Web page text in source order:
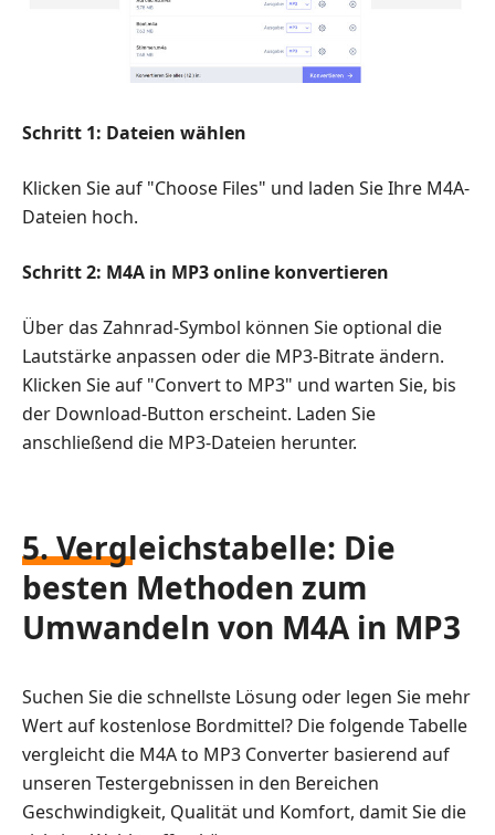
Schritt 1: Dateien wählen
Klicken Sie auf "Choose Files" und laden Sie Ihre M4A-
Dateien hoch.
Schritt 2: M4A in MP3 online konvertieren
Über das Zahnrad-Symbol können Sie optional die
Lautstärke anpassen oder die MP3-Bitrate ändern.
Klicken Sie auf "Convert to MP3" und warten Sie, bis
der Download-Button erscheint. Laden Sie
anschließend die MP3-Dateien herunter.
5. Vergleichstabelle: Die
besten Methoden zum
Umwandeln von M4A in MP3
Suchen Sie die schnellste Lösung oder legen Sie mehr
Wert auf kostenlose Bordmittel? Die folgende Tabelle
vergleicht die M4A to MP3 Converter basierend auf
unseren Testergebnissen in den Bereichen
Geschwindigkeit, Qualität und Komfort, damit Sie die